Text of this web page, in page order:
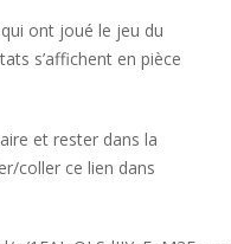
ont joué le jeu du
s’affichent en pièce
et rester dans la
coller ce lien dans